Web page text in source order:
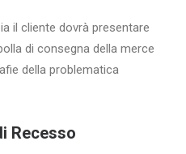
il cliente dovrà presentare
di consegna della merce
della problematica
Recesso